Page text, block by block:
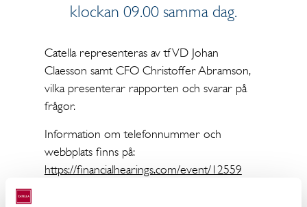
klockan 09.00 samma dag.
Catella representeras av tf VD Johan
Claesson samt CFO Christoffer Abramson,
vilka presenterar rapporten och svarar på
frågor.
Information om telefonnummer och
webbplats finns på:
https://financialhearings.com/event/12559